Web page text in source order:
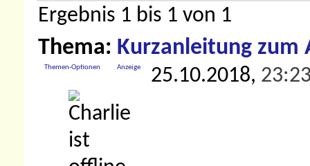
Ergebnis 1 bis 1 von 1
Thema: Kurzanleitung zum
Themen-Optionen Anzeige 25.10.2018,